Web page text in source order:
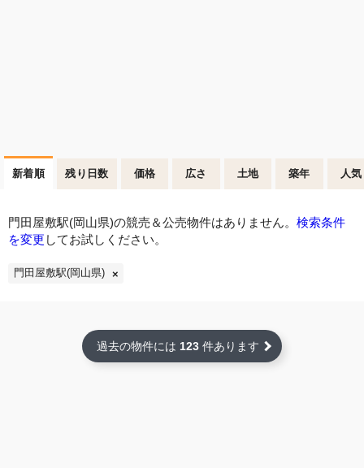
新着順 残り日数 価格 広さ 土地 築年 人気
門田屋敷駅(岡山県)の競売＆公売物件はありません。 検索条件
を変更 してお試しください。
門田屋敷駅(岡山県)
過去の物件には 123 件あります